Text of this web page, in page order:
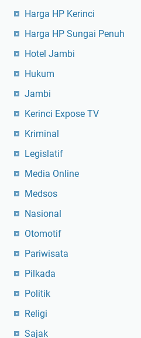
Harga HP Kerinci
Harga HP Sungai Penuh
Hotel Jambi
Hukum
Jambi
Kerinci Expose TV
Kriminal
Legislatif
Media Online
Medsos
Nasional
Otomotif
Pariwisata
Pilkada
Politik
Religi
Sajak